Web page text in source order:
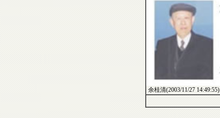
余桂清(2003/11/27 14:49:55)